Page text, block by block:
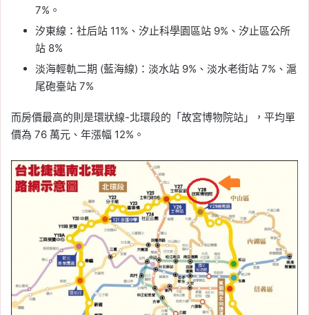
7%。
汐東線：社后站 11%、汐止科學園區站 9%、汐止區公所
站 8%
淡海輕軌二期 (藍海線)：淡水站 9%、淡水老街站 7%、滬
尾砲臺站 7%
而房價最高的則是環狀線-北環段的「故宮博物院站」，平均單
價為 76 萬元、年漲幅 12%。